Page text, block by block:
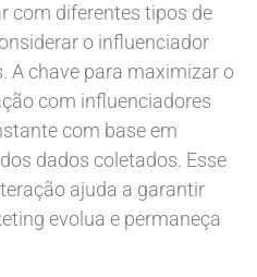
com diferentes tipos de
o influenciador
A chave para maximizar o
com influenciadores
com base em
dados coletados. Esse
ajuda a garantir
evolua e permaneça